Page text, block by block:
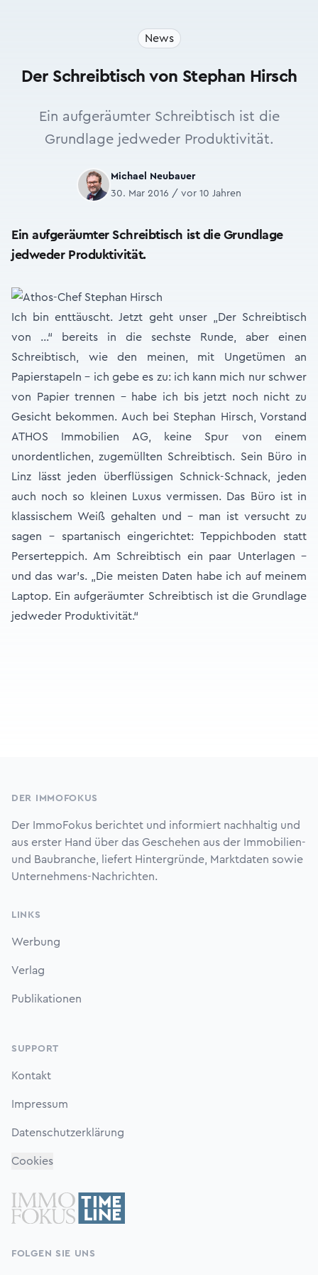
News
Der Schreibtisch von Stephan Hirsch
Ein aufgeräumter Schreibtisch ist die
Grundlage jedweder Produktivität.
Michael Neubauer
30. Mar 2016 / vor 10 Jahren
Ein aufgeräumter Schreibtisch ist die Grundlage
jedweder Produktivität.
Ich bin enttäuscht. Jetzt geht unser „Der Schreibtisch
von …“ bereits in die sechste Runde, aber einen
Schreibtisch, wie den meinen, mit Ungetümen an
Papierstapeln – ich gebe es zu: ich kann mich nur schwer
von Papier trennen – habe ich bis jetzt noch nicht zu
Gesicht bekommen. Auch bei Stephan Hirsch, Vorstand
ATHOS Immobilien AG, keine Spur von einem
unordentlichen, zugemüllten Schreibtisch. Sein Büro in
Linz lässt jeden überflüssigen Schnick-Schnack, jeden
auch noch so kleinen Luxus vermissen. Das Büro ist in
klassischem Weiß gehalten und - man ist versucht zu
sagen - spartanisch eingerichtet: Teppichboden statt
Perserteppich. Am Schreibtisch ein paar Unterlagen –
und das war’s. „Die meisten Daten habe ich auf meinem
Laptop. Ein aufgeräumter Schreibtisch ist die Grundlage
jedweder Produktivität.“
DER IMMOFOKUS
Der ImmoFokus berichtet und informiert nachhaltig und
aus erster Hand über das Geschehen aus der Immobilien-
und Baubranche, liefert Hintergründe, Marktdaten sowie
Unternehmens-Nachrichten.
LINKS
Werbung
Verlag
Publikationen
SUPPORT
Kontakt
Impressum
Datenschutzerklärung
Cookies
FOLGEN SIE UNS